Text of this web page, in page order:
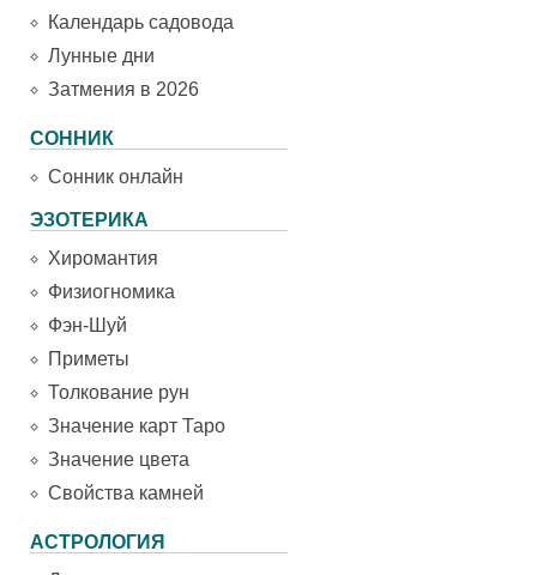
Календарь садовода
Лунные дни
Затмения в 2026
СОННИК
Сонник онлайн
ЭЗОТЕРИКА
Хиромантия
Физиогномика
Фэн-Шуй
Приметы
Толкование рун
Значение карт Таро
Значение цвета
Свойства камней
АСТРОЛОГИЯ